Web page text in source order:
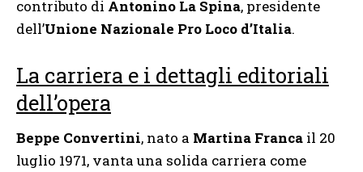
contributo di Antonino La Spina, presidente
dell’Unione Nazionale Pro Loco d’Italia.
La carriera e i dettagli editoriali
dell’opera
Beppe Convertini, nato a Martina Franca il 20
luglio 1971, vanta una solida carriera come